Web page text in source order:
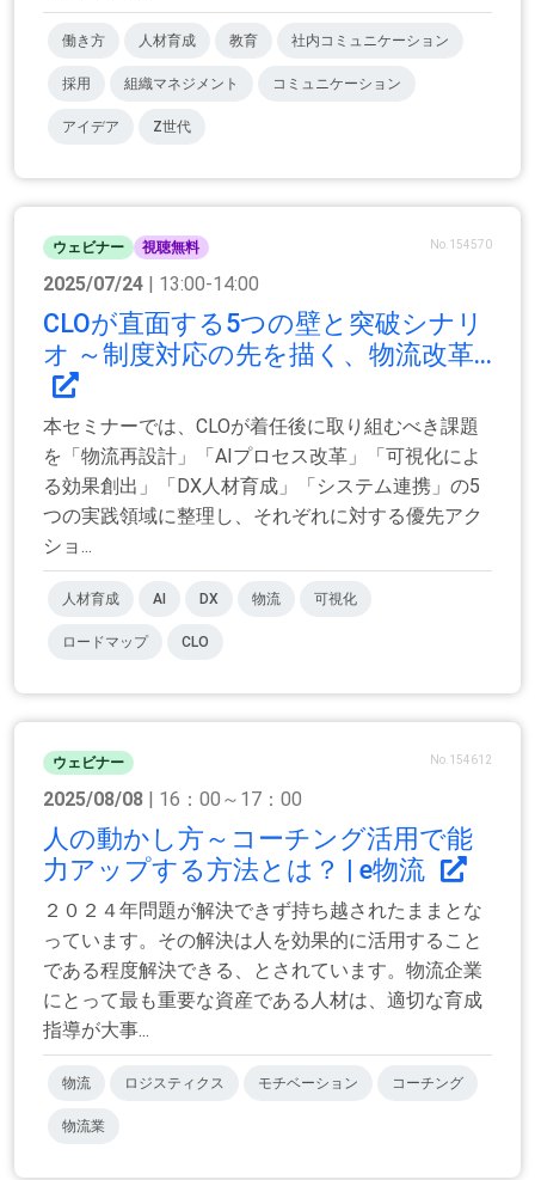
働き方 人材育成 教育 社内コミュニケーション
採用 組織マネジメント コミュニケーション
アイデア Z世代
ウェビナー 視聴無料 No.154570
2025/07/24 | 13:00-14:00
CLOが直面する5つの壁と突破シナリ
オ ～制度対応の先を描く、物流改革...
本セミナーでは、CLOが着任後に取り組むべき課題
を「物流再設計」「AIプロセス改革」「可視化によ
る効果創出」「DX人材育成」「システム連携」の5
つの実践領域に整理し、それぞれに対する優先アク
ショ...
人材育成 AI DX 物流 可視化
ロードマップ CLO
ウェビナー No.154612
2025/08/08 | 16：00～17：00
人の動かし方～コーチング活用で能
力アップする方法とは？ | e物流
２０２４年問題が解決できず持ち越されたままとな
っています。その解決は人を効果的に活用すること
である程度解決できる、とされています。物流企業
にとって最も重要な資産である人材は、適切な育成
指導が大事...
物流 ロジスティクス モチベーション コーチング
物流業